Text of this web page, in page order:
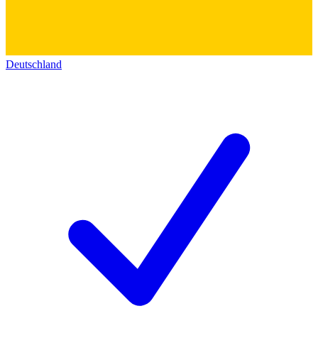
Deutschland